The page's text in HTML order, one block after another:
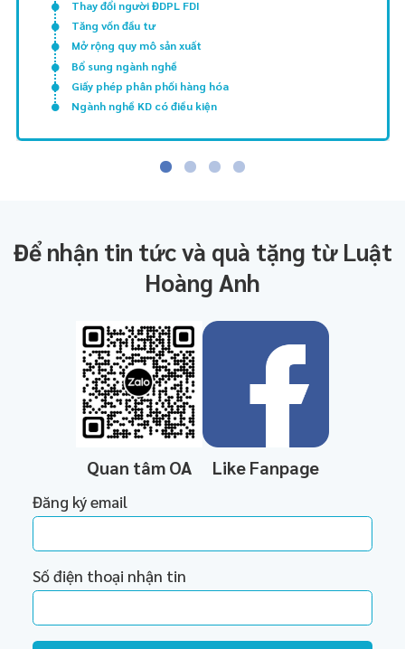
Thay đổi người ĐDPL FDI
Tăng vốn đầu tư
Mở rộng quy mô sản xuất
Bổ sung ngành nghề
Giấy phép phân phối hàng hóa
Ngành nghề KD có điều kiện
Để nhận tin tức và quà tặng từ Luật
Hoàng Anh
Quan tâm OA Like Fanpage
Đăng ký email
Số điện thoại nhận tin